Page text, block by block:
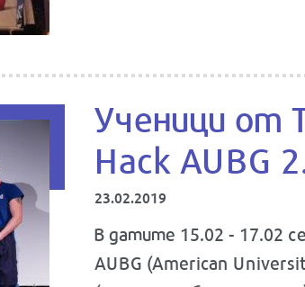
Ученици от
Hack AUBG
23.02.2019
В датите 15.02 - 17.02
AUBG (American